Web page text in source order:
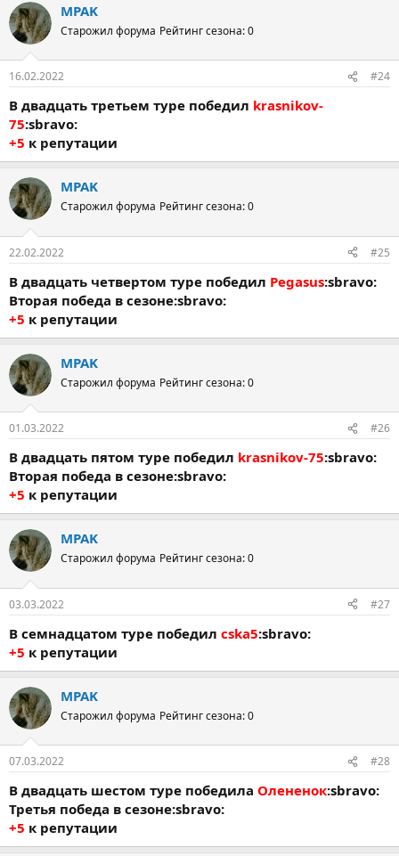
MPAK
Старожил форума Рейтинг сезона: 0
16.02.2022 #24
В двадцать третьем туре победил krasnikov-
75:sbravo:
+5 к репутации
MPAK
Старожил форума Рейтинг сезона: 0
22.02.2022 #25
В двадцать четвертом туре победил Pegasus:sbravo:
Вторая победа в сезоне:sbravo:
+5 к репутации
MPAK
Старожил форума Рейтинг сезона: 0
01.03.2022 #26
В двадцать пятом туре победил krasnikov-75:sbravo:
Вторая победа в сезоне:sbravo:
+5 к репутации
MPAK
Старожил форума Рейтинг сезона: 0
03.03.2022 #27
В семнадцатом туре победил cska5:sbravo:
+5 к репутации
MPAK
Старожил форума Рейтинг сезона: 0
07.03.2022 #28
В двадцать шестом туре победила Олененок:sbravo:
Третья победа в сезоне:sbravo:
+5 к репутации